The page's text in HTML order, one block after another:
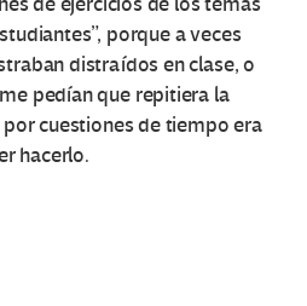
porque a veces
distraídos en clase, o
pedían que repitiera la
cuestiones de tiempo era
hacerlo.